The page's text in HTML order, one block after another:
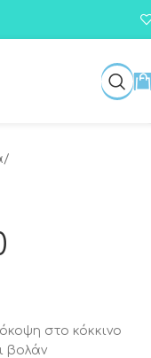
/
στο κόκκινο
βολάν